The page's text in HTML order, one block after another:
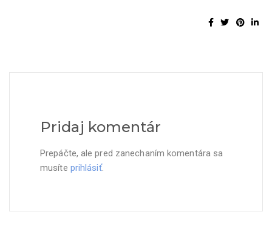
Pridaj komentár
Prepáčte, ale pred zanechaním komentára sa
musíte prihlásiť.